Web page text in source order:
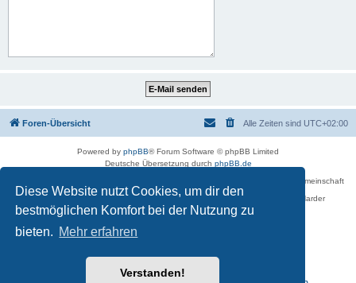
Diese Website nutzt Cookies, um dir den
bestmöglichen Komfort bei der Nutzung zu
bieten. Mehr erfahren
Verstanden!
Foren-Übersicht Alle Zeiten sind UTC+02:00
Powered by phpBB® Forum Software © phpBB Limited
Deutsche Übersetzung durch phpBB.de
Betreiber des Forums für die Karl-May-Vereinigung – Arbeits- und Forschungsgemeinschaft
›Karl May‹ in Sachsen,
in Zusammenarbeit mit der Karl-May-Stiftung Radebeul bei Dresden: Ralf Harder
Impressum